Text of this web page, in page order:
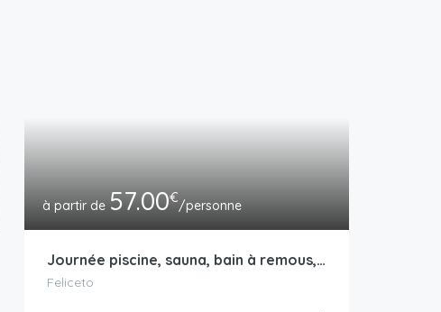
57.00€/personne
Journée piscine, sauna, bain à remous, hammam et cocktail dans un hôtel 4*
Feliceto